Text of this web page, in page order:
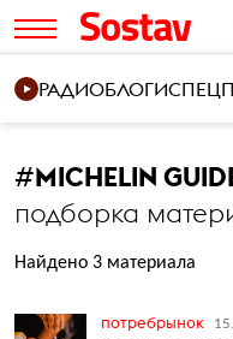
РАДИОБЛОГИ
#MICHELIN
подборка
Найдено 3 материала
потребрынок